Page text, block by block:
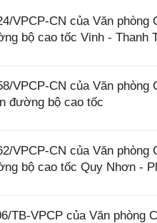
VPCP-CN của Văn
bộ cao tốc Vinh - Thanh
VPCP-CN của Văn
đường bộ cao tốc
VPCP-CN của Văn
bộ cao tốc Quy Nhơn -
TB-VPCP của Văn